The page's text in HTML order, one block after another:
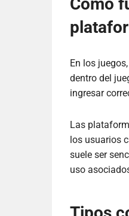
En los
dentro del
ingresar
Las
los usuarios
suele ser
uso